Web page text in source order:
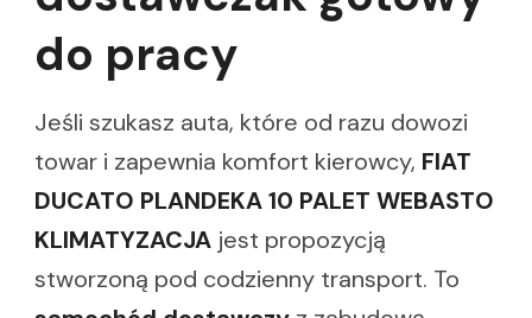
do pracy
Jeśli szukasz auta, które od razu dowozi
towar i zapewnia komfort kierowcy, FIAT
DUCATO PLANDEKA 10 PALET WEBASTO
KLIMATYZACJA jest propozycją
stworzoną pod codzienny transport. To